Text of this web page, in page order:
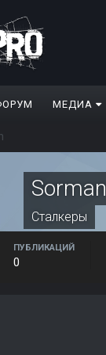
МЕДИА
Sorman
Сталкеры
ПУБЛИКАЦИЙ
0